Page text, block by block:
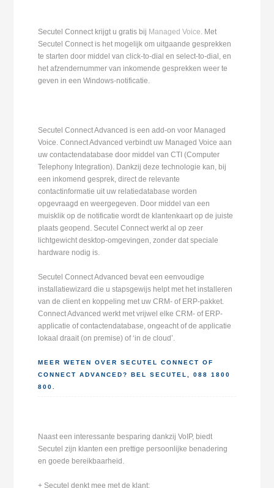
Secutel Connect krijgt u gratis bij Managed Voice . Met
Secutel Connect is het mogelijk om uitgaande gesprekken
te starten door middel van click-to-dial en select-to-dial, en
het afzendernummer van inkomende gesprekken weer te
geven in een Windows-notificatie.
Secutel Connect Advanced is een add-on voor Managed
Voice. Connect Advanced verbindt uw Managed Voice aan
uw contactendatabase door middel van CTI (Computer
Telephony Integration). Dankzij deze technologie kan, bij
een inkomend gesprek, direct de relevante
contactinformatie uit uw relatiedatabase worden
opgevraagd en weergegeven. Door middel van een
muisklik op de notificatie wordt de klantenkaart op de juiste
plaats geopend. Secutel Connect werkt al op zeer
lichtgewicht desktop-omgevingen, zonder dat speciale
hardware nodig is.
Secutel Connect Advanced bevat een eenvoudige
installatiewizard die u stapsgewijs helpt met het installeren
van de client en koppeling met uw CRM- of ERP-pakket.
Connect Advanced werkt met vrijwel elke CRM- of ERP-
applicatie of contactendatabase, ongeacht of de applicatie
lokaal draait (on premise) of ‘in de cloud’.
MEER WETEN OVER SECUTEL CONNECT OF
CONNECT ADVANCED? BEL SECUTEL, 088 1800
800.
Naast een interessante besparing dankzij VoIP, biedt
Secutel zijn klanten een prettige persoonlijke benadering
en goede bereikbaarheid.
+ Secutel denkt mee met de klant;